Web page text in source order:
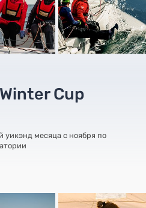
Cup
уикэнд месяца с ноября по